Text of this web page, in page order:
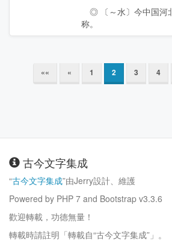
◎ 〔～水〕今中国河
称。
«« « 1 2 3 4
古今文字集成
“古今文字集成”由Jerry設計、維護
Powered by PHP 7 and Bootstrap v3.3.6
歡迎轉載，功德無量！
轉載時請註明「轉載自“古今文字集成”」。